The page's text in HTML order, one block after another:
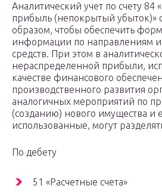
Аналитический учет по счету 84
прибыль (непокрытый убыток)»
образом, чтобы обеспечить
информации по направлениям
средств. При этом в
нераспределенной прибыли,
качестве финансового
производственного развития
аналогичных мероприятий по
(созданию) нового имущества и
использованные, могут
По дебету
51 «Расчетные счета»